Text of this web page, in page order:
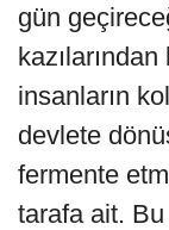
gün
insanların
devlete
fermente
tarafa ait. Bu